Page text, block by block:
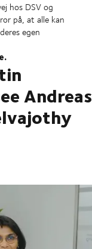
hos DSV og
på, at alle kan
egen
Andreas